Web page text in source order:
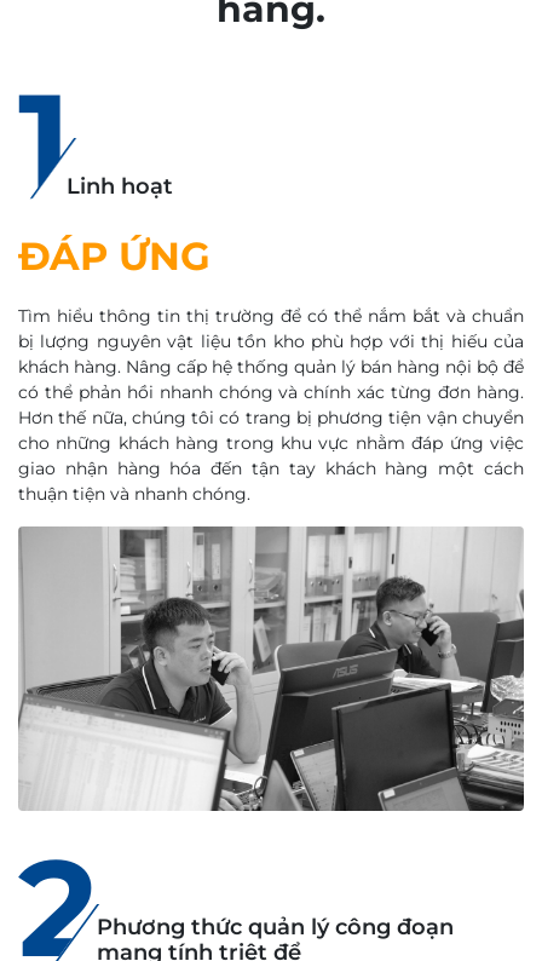
hàng.
1Linh hoạt
ĐÁP ỨNG
Tìm hiểu thông tin thị trường để có thể nắm bắt và chuẩn
bị lượng nguyên vật liệu tồn kho phù hợp với thị hiếu của
khách hàng. Nâng cấp hệ thống quản lý bán hàng nội bộ để
có thể phản hồi nhanh chóng và chính xác từng đơn hàng.
Hơn thế nữa, chúng tôi có trang bị phương tiện vận chuyển
cho những khách hàng trong khu vực nhằm đáp ứng việc
giao nhận hàng hóa đến tận tay khách hàng một cách
thuận tiện và nhanh chóng.
2Phương thức quản lý công đoạn
mang tính triệt để